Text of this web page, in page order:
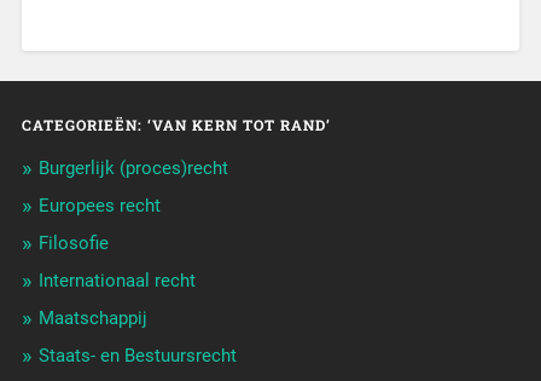
CATEGORIEËN: ‘VAN KERN TOT RAND’
Burgerlijk (proces)recht
Europees recht
Filosofie
Internationaal recht
Maatschappij
Staats- en Bestuursrecht